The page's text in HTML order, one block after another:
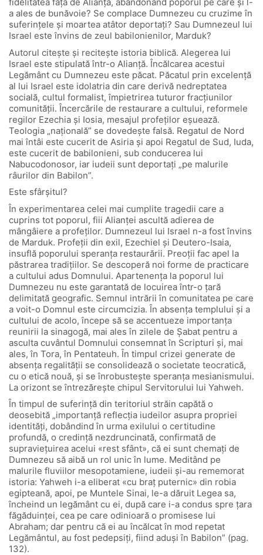
a ales de bunăvoie? Se complace Dumnezeu cu cruzime în
suferinţele şi moartea atâtor deportaţi? Sau Dumnezeul lui
Israel este învins de zeul babilonienilor, Marduk?
Autorul citeşte şi reciteşte istoria biblică. Alegerea lui
Israel este stipulată într-o Alianţă. Încălcarea acestui
Legământ cu Dumnezeu este păcat. Păcatul prin excelenţă
al lui Israel este idolatria din care derivă nedreptatea
socială, cultul formalist, împietrirea tuturor fracţiunilor
comunităţii. Încercările de restaurare a cultului, reformele
regilor Ezechia şi Iosia, mesajul profeţilor eşuează.
Teologia „naţională” se dovedeşte falsă. Regatul de Nord
mai întâi este cucerit de Asiria şi apoi Regatul de Sud, Iuda,
este cucerit de babilonieni, sub conducerea lui
Nabucodonosor, iar iudeii sunt deportaţi „pe malurile
râurilor din Babilon”.
Este sfârşitul?
În experimentarea celei mai cumplite tragedii care a
cuprins tot poporul, fiii Alianţei ascultă adierea de
mângâiere a profeţilor. Dumnezeul lui Israel n-a fost învins
de Marduk. Profeţii din exil, Ezechiel şi Deutero-Isaia,
insuflă poporului speranţa restaurării. Preoţii fac apel la
păstrarea tradiţiilor. Se descoperă noi forme de practicare
a cultului adus Domnului. Apartenenţa la poporul lui
Dumnezeu nu este garantată de locuirea într-o ţară
delimitată geografic. Semnul intrării în comunitatea pe care
a voit-o Domnul este circumcizia. În absenţa templului şi a
cultului de acolo, începe să se accentueze importanţa
reunirii la sinagogă, mai ales în zilele de Şabat pentru a
asculta cuvântul Domnului consemnat în Scripturi şi, mai
ales, în Tora, în Pentateuh. În timpul crizei generate de
absenţa regalităţii se consolidează o societate teocratică,
cu o etică nouă, şi se înrobusteşte speranţa mesianismului.
La orizont se întrezăreşte chipul Servitorului lui Yahweh.
În timpul de suferinţă din teritoriul străin capătă o
deosebită „importanţă reflecţia iudeilor asupra propriei
identităţi, dobândind în urma exilului o certitudine
profundă, o credinţă nezdruncinată, confirmată de
supravieţuirea acelui «rest sfânt», că ei sunt chemaţi de
Dumnezeu să aibă un rol unic în lume. Meditând pe
malurile fluviilor mesopotamiene, iudeii şi-au rememorat
istoria: Yahweh i-a eliberat «cu braţ puternic» din robia
egipteană, apoi, pe Muntele Sinai, le-a dăruit Legea sa,
încheind un legământ cu ei, după care i-a condus spre ţara
făgăduinţei, cea pe care odinioară o promisese lui
Abraham; dar pentru că ei au încălcat în mod repetat
Legământul, au fost pedepsiţi, fiind aduşi în Babilon” (pag.
132).